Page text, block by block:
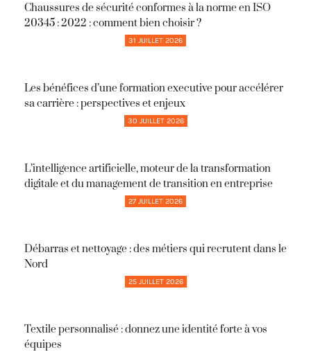
Chaussures de sécurité conformes à la norme en ISO
20345 : 2022 : comment bien choisir ?
31 JUILLET 2026
Les bénéfices d’une formation executive pour accélérer
sa carrière : perspectives et enjeux
30 JUILLET 2026
L’intelligence artificielle, moteur de la transformation
digitale et du management de transition en entreprise
27 JUILLET 2026
Débarras et nettoyage : des métiers qui recrutent dans le
Nord
25 JUILLET 2026
Textile personnalisé : donnez une identité forte à vos
équipes